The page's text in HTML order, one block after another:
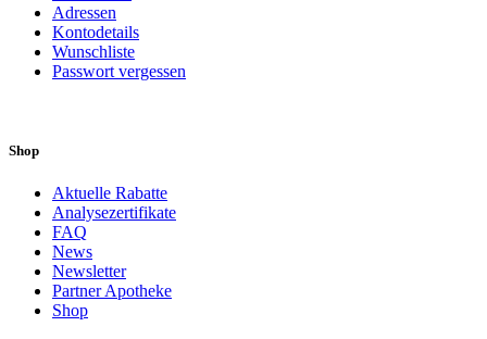
Adressen
Kontodetails
Wunschliste
Passwort vergessen
Shop
Aktuelle Rabatte
Analysezertifikate
FAQ
News
Newsletter
Partner Apotheke
Shop